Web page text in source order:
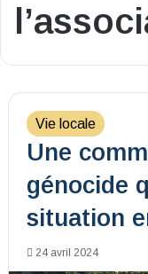
Vie locale
Une
génocide
situation
24 avril 2024